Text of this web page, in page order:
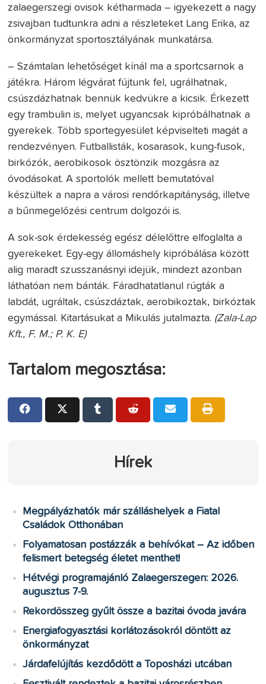
zalaegerszegi ovisok kétharmada – igyekezett a nagy
zsivajban tudtunkra adni a részleteket Lang Erika, az
önkormányzat sportosztályának munkatársa.
– Számtalan lehetőséget kínál ma a sportcsarnok a
játékra. Három légvárat fújtunk fel, ugrálhatnak,
csúszdázhatnak bennük kedvükre a kicsik. Érkezett
egy trambulin is, melyet ugyancsak kipróbálhatnak a
gyerekek. Több sportegyesület képviselteti magát a
rendezvényen. Futballisták, kosarasok, kung-fusok,
birkózók, aerobikosok ösztönzik mozgásra az
óvodásokat. A sportolók mellett bemutatóval
készültek a napra a városi rendőrkapitányság, illetve
a bűnmegelőzési centrum dolgozói is.
A sok-sok érdekesség egész délelőttre elfoglalta a
gyerekeket. Egy-egy állomáshely kipróbálása között
alig maradt szusszanásnyi idejük, mindezt azonban
láthatóan nem bánták. Fáradhatatlanul rúgták a
labdát, ugráltak, csúszdáztak, aerobikoztak, birkóztak
egymással. Kitartásukat a Mikulás jutalmazta. (Zala-Lap
Kft., F. M.; P. K. E)
Tartalom megosztása:
Hírek
Megpályázhatók már szálláshelyek a Fiatal
Családok Otthonában
Folyamatosan postázzák a behívókat – Az időben
felismert betegség életet menthet!
Hétvégi programajánló Zalaegerszegen: 2026.
augusztus 7-9.
Rekordösszeg gyűlt össze a bazitai óvoda javára
Energiafogyasztási korlátozásokról döntött az
önkormányzat
Járdafelújítás kezdődött a Toposházi utcában